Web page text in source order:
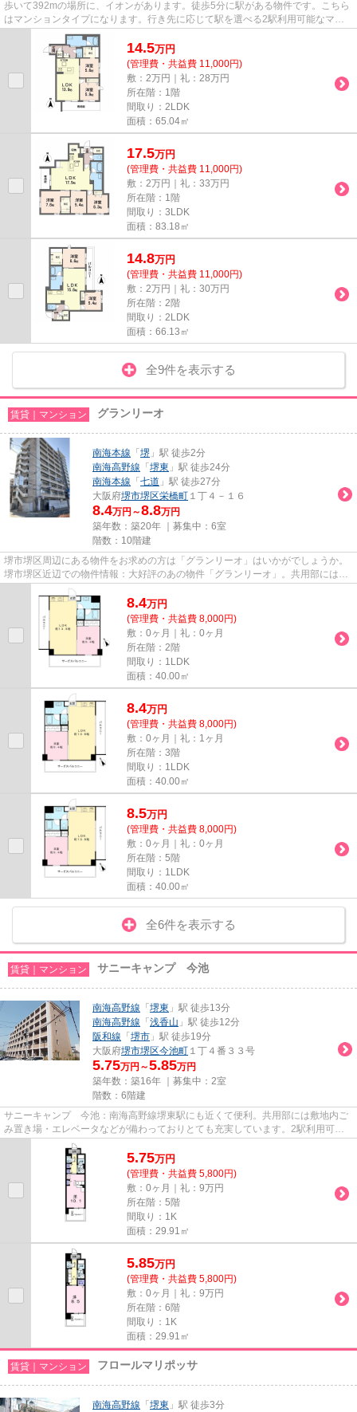
歩いて392mの場所に、イオンがあります。徒歩5分に駅がある物件です。こちら
はマンションタイプになります。行き先に応じて駅を選べる2駅利用可能なマン
ションです。できるだけ早めに...
14.5万円
(管理費・共益費 11,000円)
敷：2万円｜礼：28万円
所在階：1階
間取り：2LDK
面積：65.04㎡
17.5万円
(管理費・共益費 11,000円)
敷：2万円｜礼：33万円
所在階：1階
間取り：3LDK
面積：83.18㎡
14.8万円
(管理費・共益費 11,000円)
敷：2万円｜礼：30万円
所在階：2階
間取り：2LDK
面積：66.13㎡
全9件を表示する
賃貸｜マンション グランリーオ
南海本線 「 堺 」駅 徒歩2分
南海高野線 「 堺東 」駅 徒歩24分
南海本線 「 七道 」駅 徒歩27分
大阪府堺市堺区栄橋町 １丁４－１６
8.4万円～8.8万円
築年数：築20年 ｜募集中： 6室
階数：10階建
堺市堺区周辺にある物件をお求めの方は「グランリーオ」はいかがでしょうか。
堺市堺区近辺での物件情報：大好評のあの物件「グランリーオ」。共用部には敷
地内ごみ置き場・エレベータ...
8.4万円
(管理費・共益費 8,000円)
敷：0ヶ月｜礼：0ヶ月
所在階：2階
間取り：1LDK
面積：40.00㎡
8.4万円
(管理費・共益費 8,000円)
敷：0ヶ月｜礼：1ヶ月
所在階：3階
間取り：1LDK
面積：40.00㎡
8.5万円
(管理費・共益費 8,000円)
敷：0ヶ月｜礼：0ヶ月
所在階：5階
間取り：1LDK
面積：40.00㎡
全6件を表示する
賃貸｜マンション サニーキャンプ 今池
南海高野線 「 堺東 」駅 徒歩13分
南海高野線 「 浅香山 」駅 徒歩12分
阪和線 「 堺市 」駅 徒歩19分
大阪府堺市堺区今池町 １丁４番３３号
5.75万円～5.85万円
築年数：築16年 ｜募集中： 2室
階数：6階建
サニーキャンプ 今池：南海高野線堺東駅にも近くて便利。共用部には敷地内ご
み置き場・エレベータなどが備わっておりとても充実しています。2駅利用可能
でアクセスの良い物件です。造...
5.75万円
(管理費・共益費 5,800円)
敷：0ヶ月｜礼：9万円
所在階：5階
間取り：1K
面積：29.91㎡
5.85万円
(管理費・共益費 5,800円)
敷：0ヶ月｜礼：9万円
所在階：6階
間取り：1K
面積：29.91㎡
賃貸｜マンション フロールマリポッサ
南海高野線 「 堺東 」駅 徒歩3分